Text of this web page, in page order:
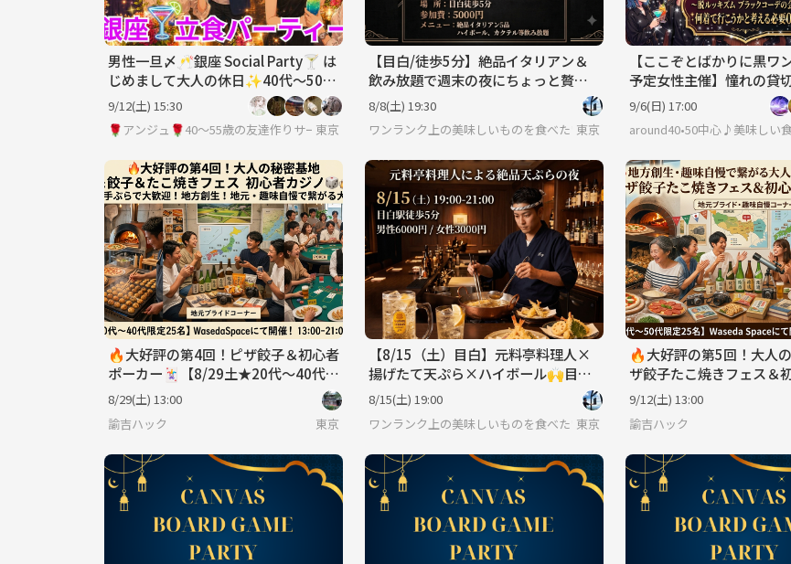
男性一旦〆🥂銀座 Social Party🍸 は
じめまして大人の休日✨40代～50代
中盤(30代後半OK)
9/12(土) 15:30
🌹アンジュ🌹40～55歳の友達作りサークル
東京
【目白/徒歩5分】絶品イタリアン＆
飲み放題で週末の夜にちょっと贅沢
を✨（お一人様・初参加大歓迎！）
8/8(土) 19:30
ワンランク上の美味しいものを食べたい人のためのサークル
東京
【ここぞとばかりに黒ワ
予定女性主催】憧れの貸
気軽に集合！ 服選びスト
9/6(日) 17:00
around40•50中心♪美味しい
🔥大好評の第4回！ピザ餃子＆初心者
ポーカー🃏【8/29土★20代〜40代限
定25名】🍻✨
8/29(土) 13:00
諭吉ハック
東京
【8/15（土）目白】元料亭料理人×
揚げたて天ぷら×ハイボール🙌目白
で過ごす素敵な夜🌉
8/15(土) 19:00
ワンランク上の美味しいものを食べたい人のためのサークル
東京
🔥大好評の第5回！大人
ザ餃子たこ焼きフェス＆
ノ🃏地方創生！地元・趣
がる社交場
9/12(土) 13:00
諭吉ハック